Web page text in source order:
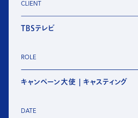
CLIENT
TBSテレビ
ROLE
キャンペーン大使 | キャスティング
DATE